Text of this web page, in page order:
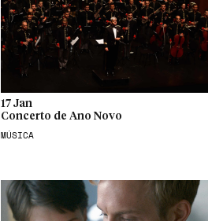
17 Jan
Concerto de Ano Novo
MÚSICA